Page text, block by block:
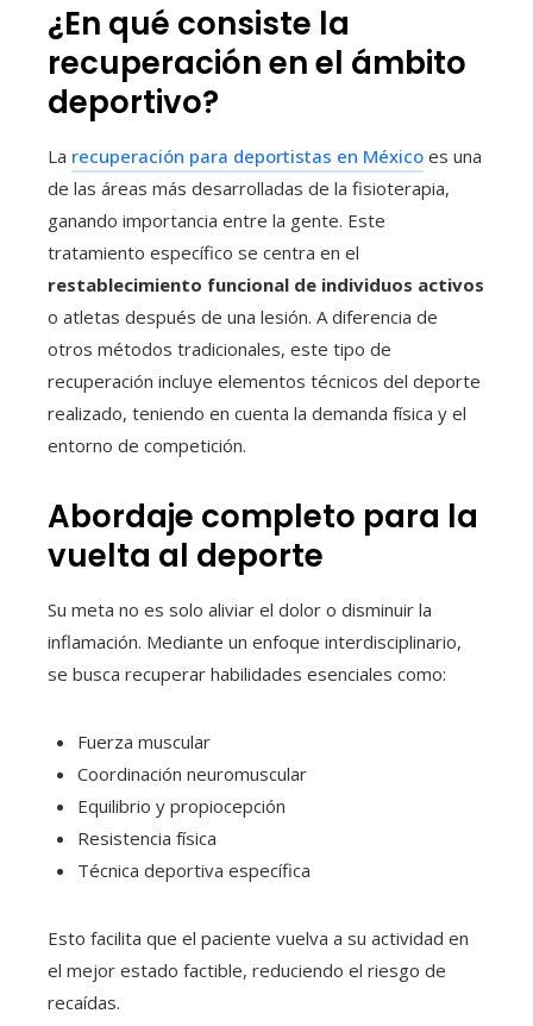
¿En qué consiste la
recuperación en el ámbito
deportivo?
La recuperación para deportistas en México es una
de las áreas más desarrolladas de la fisioterapia,
ganando importancia entre la gente. Este
tratamiento específico se centra en el
restablecimiento funcional de individuos activos
o atletas después de una lesión. A diferencia de
otros métodos tradicionales, este tipo de
recuperación incluye elementos técnicos del deporte
realizado, teniendo en cuenta la demanda física y el
entorno de competición.
Abordaje completo para la
vuelta al deporte
Su meta no es solo aliviar el dolor o disminuir la
inflamación. Mediante un enfoque interdisciplinario,
se busca recuperar habilidades esenciales como:
Fuerza muscular
Coordinación neuromuscular
Equilibrio y propiocepción
Resistencia física
Técnica deportiva específica
Esto facilita que el paciente vuelva a su actividad en
el mejor estado factible, reduciendo el riesgo de
recaídas.